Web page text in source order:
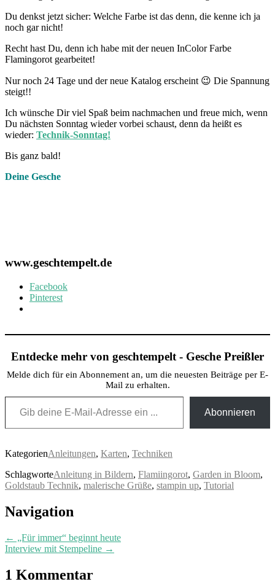
Du denkst jetzt sicher: Welche Farbe ist das denn, die kenne ich ja
noch gar nicht!
Recht hast Du, denn ich habe mit der neuen InColor Farbe
Flamingorot gearbeitet!
Nur noch 24 Tage und der neue Katalog erscheint 😉 Die Spannung
steigt!!
Ich wünsche Dir viel Spaß beim nachmachen und freue mich, wenn
Du nächsten Sonntag wieder vorbei schaust, denn da heißt es
wieder: Technik-Sonntag!
Bis ganz bald!
Deine Gesche
www.geschtempelt.de
Facebook
Pinterest
Entdecke mehr von geschtempelt - Gesche Preißler
Melde dich für ein Abonnement an, um die neuesten Beiträge per E-
Mail zu erhalten.
Gib deine E-Mail-Adresse ein ...
Abonnieren
KategorienAnleitungen, Karten, Techniken
SchlagworteAnleitung in Bildern, Flamiingorot, Garden in Bloom,
Goldstaub Technik, malerische Grüße, stampin up, Tutorial
Post
Navigation
← „Für immer“ beginnt heute
Interview mit Stempeline →
1 Kommentar